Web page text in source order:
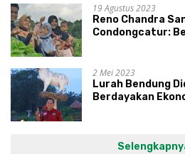
19 Agustus 2023
Reno Chandra
Condongcatur:
2 Mei 2023
Lurah Bendung
Berdayakan